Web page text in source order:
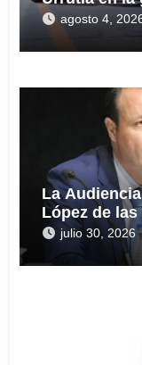
Tubos
agosto 4,
La
López de
presuntas
de 112,8
julio 30, 2026